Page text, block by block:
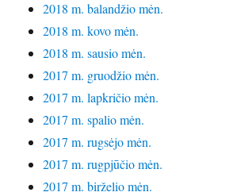
2018 m. balandžio mėn.
2018 m. kovo mėn.
2018 m. sausio mėn.
2017 m. gruodžio mėn.
2017 m. lapkričio mėn.
2017 m. spalio mėn.
2017 m. rugsėjo mėn.
2017 m. rugpjūčio mėn.
2017 m. birželio mėn.